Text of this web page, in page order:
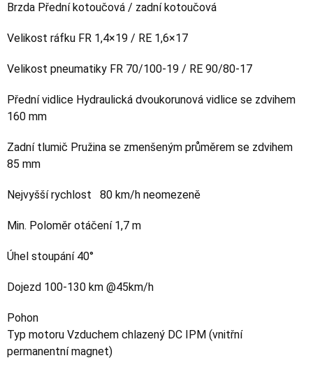
Brzda Přední kotoučová / zadní kotoučová
Velikost ráfku FR 1,4×19 / RE 1,6×17
Velikost pneumatiky FR 70/100-19 / RE 90/80-17
Přední vidlice Hydraulická dvoukorunová vidlice se zdvihem
160 mm
Zadní tlumič Pružina se zmenšeným průměrem se zdvihem
85 mm
Nejvyšší rychlost 80 km/h neomezeně
Min. Poloměr otáčení 1,7 m
Úhel stoupání 40°
Dojezd 100-130 km @45km/h
Pohon
Typ motoru Vzduchem chlazený DC IPM (vnitřní
permanentní magnet)